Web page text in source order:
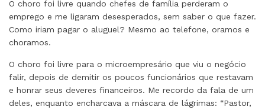
O choro foi livre quando chefes de família perderam o
emprego e me ligaram desesperados, sem saber o que fazer.
Como iriam pagar o aluguel? Mesmo ao telefone, oramos e
choramos.
O choro foi livre para o microempresário que viu o negócio
falir, depois de demitir os poucos funcionários que restavam
e honrar seus deveres financeiros. Me recordo da fala de um
deles, enquanto encharcava a máscara de lágrimas: “Pastor,